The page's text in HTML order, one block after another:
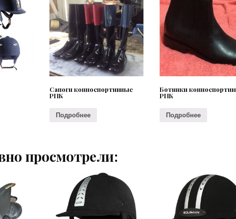
Сапоги конноспортивные
РПК
Подробнее
Ботинки
РПК
Подробнее
просмотрели: